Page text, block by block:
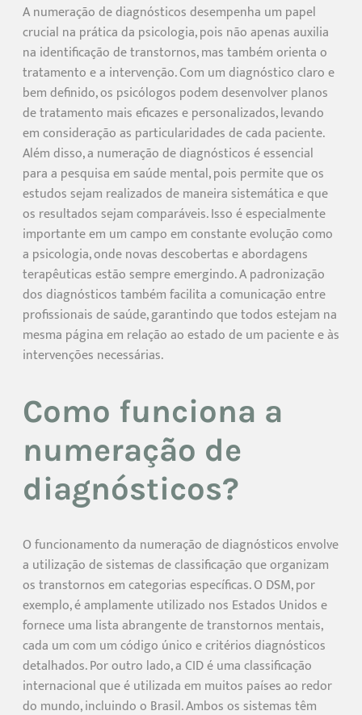
A numeração de diagnósticos desempenha um papel
crucial na prática da psicologia, pois não apenas auxilia
na identificação de transtornos, mas também orienta o
tratamento e a intervenção. Com um diagnóstico claro e
bem definido, os psicólogos podem desenvolver planos
de tratamento mais eficazes e personalizados, levando
em consideração as particularidades de cada paciente.
Além disso, a numeração de diagnósticos é essencial
para a pesquisa em saúde mental, pois permite que os
estudos sejam realizados de maneira sistemática e que
os resultados sejam comparáveis. Isso é especialmente
importante em um campo em constante evolução como
a psicologia, onde novas descobertas e abordagens
terapêuticas estão sempre emergindo. A padronização
dos diagnósticos também facilita a comunicação entre
profissionais de saúde, garantindo que todos estejam na
mesma página em relação ao estado de um paciente e às
intervenções necessárias.
Como funciona a
numeração de
diagnósticos?
O funcionamento da numeração de diagnósticos envolve
a utilização de sistemas de classificação que organizam
os transtornos em categorias específicas. O DSM, por
exemplo, é amplamente utilizado nos Estados Unidos e
fornece uma lista abrangente de transtornos mentais,
cada um com um código único e critérios diagnósticos
detalhados. Por outro lado, a CID é uma classificação
internacional que é utilizada em muitos países ao redor
do mundo, incluindo o Brasil. Ambos os sistemas têm